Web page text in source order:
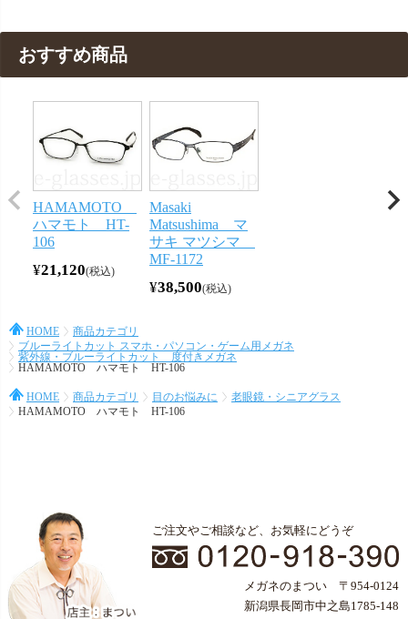
おすすめ商品
HAMAMOTO
ハマモト HT-
106
¥21,120 税込
Masaki
Matsushima マ
サキ マツシマ
MF-1172
¥38,500 税込
HOME
商品カテゴリ
ブルーライトカット スマホ・パソコン・ゲーム用メガネ
紫外線・ブルーライトカット 度付きメガネ
HAMAMOTO ハマモト HT-106
HOME 商品カテゴリ 目のお悩みに
老眼鏡・シニアグラス
HAMAMOTO ハマモト HT-106
ご注文やご相談など、お気軽にどうぞ
メガネのまつい 〒954-0124
新潟県長岡市中之島1785-148